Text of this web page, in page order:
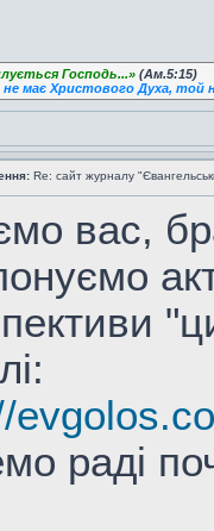
Господь...» (Ам.5:15)
має Христового Духа, той
Re: сайт журналу
вас,
раді